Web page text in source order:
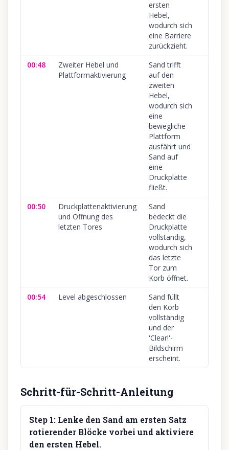
ersten
Hebel,
wodurch sich
eine Barriere
zurückzieht.
00:48
Zweiter Hebel und
Plattformaktivierung
Sand trifft
auf den
zweiten
Hebel,
wodurch sich
eine
bewegliche
Plattform
ausfährt und
Sand auf
eine
Druckplatte
fließt.
00:50
Druckplattenaktivierung
und Öffnung des
letzten Tores
Sand
bedeckt die
Druckplatte
vollständig,
wodurch sich
das letzte
Tor zum
Korb öffnet.
00:54
Level abgeschlossen
Sand füllt
den Korb
vollständig
und der
'Clear!'-
Bildschirm
erscheint.
Schritt-für-Schritt-Anleitung
Step 1: Lenke den Sand am ersten Satz
rotierender Blöcke vorbei und aktiviere
den ersten Hebel.